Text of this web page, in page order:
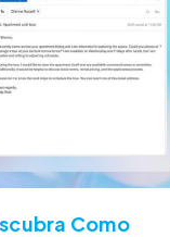
Como